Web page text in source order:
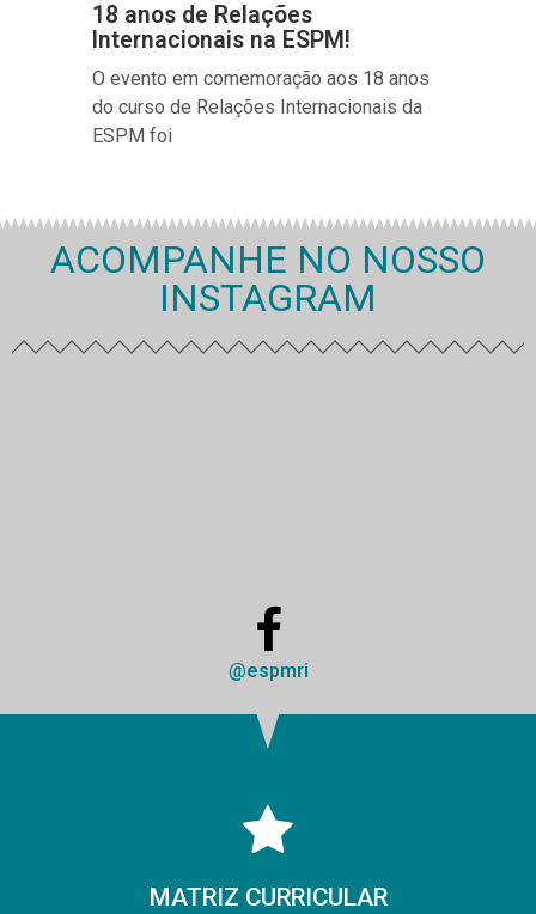
18 anos de Relações
Internacionais na ESPM!
O evento em comemoração aos 18 anos
do curso de Relações Internacionais da
ESPM foi
ACOMPANHE NO NOSSO
INSTAGRAM
@espmri
MATRIZ CURRICULAR